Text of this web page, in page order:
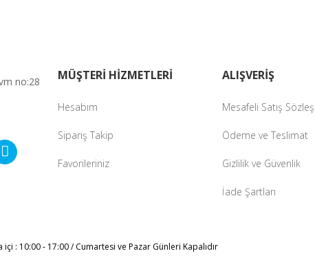
no:28
MÜŞTERİ HİZMETLERİ
Hesabım
Sipariş Takip
Favorileriniz
ALIŞVERİŞ
Mesafeli Satış
Ödeme ve Teslimat
Gizlilik ve Güvenlik
İade Şartları
içi : 10:00 - 17:00 / Cumartesi ve Pazar Günleri Kapalıdır